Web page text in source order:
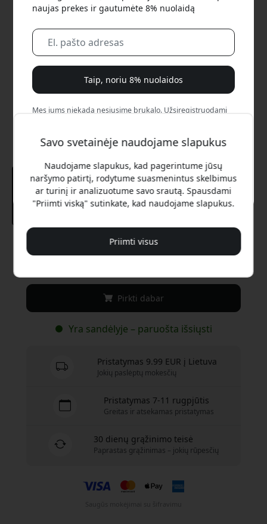
Rekomenduojama kaina
Pirkti dabar
Yra sandėlyje – paruošta išsiųsti
Pristatymas 9.99 EUR į Lietuva
Jokių paslėptų mokesčių
Pristatymas 7-11 rugpjūtis
Greitas ir atsekamas pristatymas
30 dienų grąžinimo teisė
Paprastas grąžinimas – jokių rūpesčių
Savo svetainėje naudojame slapukus
Naudojame slapukus, kad pagerintume jūsų
naršymo patirtį, rodytume suasmenintus skelbimus
ar turinį ir analizuotume savo srautą. Spausdami
"Priimti viską" sutinkate, kad naudojame slapukus.
Priimti visus
naujas prekes ir gautumėte 8% nuolaidą
Taip, noriu 8% nuolaidos
Mes jums niekada nesiųsime brukalo. Užsiregistruodami
Ne, aš verčiau mokėčiau visą kainą.